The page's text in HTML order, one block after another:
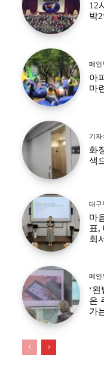
12
박
메인
아
마
기자
화
색
대구
마
표,
회
메인
‘
은
가